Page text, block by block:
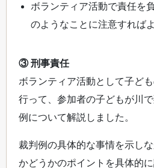
ボランティア活動で責任を
のようなことに注意すれば
③ 刑事責任
ボランティア活動として子ど
行って、参加者の子どもが川
例について解説しました。
裁判例の具体的な事情を示し
かどうかのポイントを具体的